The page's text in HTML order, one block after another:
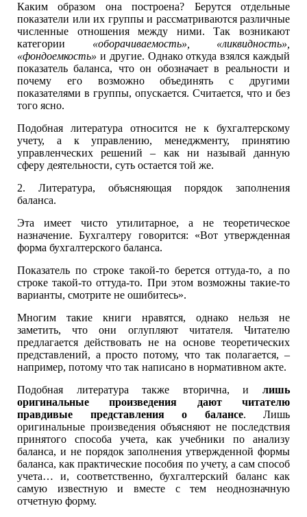
Каким образом она построена? Берутся отдельные
показатели или их группы и рассматриваются различные
численные отношения между ними. Так возникают
категории «оборачиваемость», «ликвидность»,
«фондоемкость» и другие. Однако откуда взялся каждый
показатель баланса, что он обозначает в реальности и
почему его возможно объединять с другими
показателями в группы, опускается. Считается, что и без
того ясно.
Подобная литература относится не к бухгалтерскому
учету, а к управлению, менеджменту, принятию
управленческих решений – как ни называй данную
сферу деятельности, суть остается той же.
2. Литература, объясняющая порядок заполнения
баланса.
Эта имеет чисто утилитарное, а не теоретическое
назначение. Бухгалтеру говорится: «Вот утвержденная
форма бухгалтерского баланса.
Показатель по строке такой-то берется оттуда-то, а по
строке такой-то оттуда-то. При этом возможны такие-то
варианты, смотрите не ошибитесь».
Многим такие книги нравятся, однако нельзя не
заметить, что они оглупляют читателя. Читателю
предлагается действовать не на основе теоретических
представлений, а просто потому, что так полагается, –
например, потому что так написано в нормативном акте.
Подобная литература также вторична, и лишь
оригинальные произведения дают читателю
правдивые представления о балансе. Лишь
оригинальные произведения объясняют не последствия
принятого способа учета, как учебники по анализу
баланса, и не порядок заполнения утвержденной формы
баланса, как практические пособия по учету, а сам способ
учета… и, соответственно, бухгалтерский баланс как
самую известную и вместе с тем неоднозначную
отчетную форму.